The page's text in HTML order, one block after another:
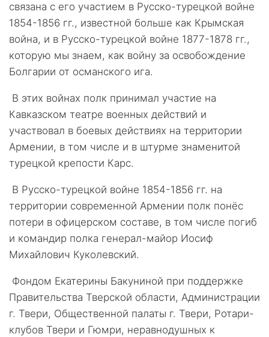
связана с его участием в Русско-турецкой войне
1854-1856 гг., известной больше как Крымская
война, и в Русско-турецкой войне 1877-1878 гг.,
которую мы знаем, как войну за освобождение
Болгарии от османского ига.
В этих войнах полк принимал участие на
Кавказском театре военных действий и
участвовал в боевых действиях на территории
Армении, в том числе и в штурме знаменитой
турецкой крепости Карс.
В Русско-турецкой войне 1854-1856 гг. на
территории современной Армении полк понёс
потери в офицерском составе, в том числе погиб
и командир полка генерал-майор Иосиф
Михайлович Куколевский.
Фондом Екатерины Бакуниной при поддержке
Правительства Тверской области, Администрации
г. Твери, Общественной палаты г. Твери, Ротари-
клубов Твери и Гюмри, неравнодушных к